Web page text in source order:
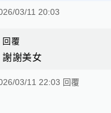
03/11 20:03
回覆
謝謝美女
03/11 22:03 回覆